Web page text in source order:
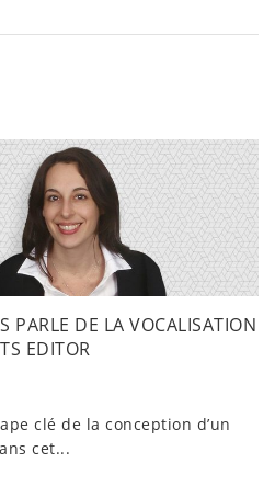
PARLE DE LA VOCALISATION
EDITOR
clé de la conception d’un
cet...